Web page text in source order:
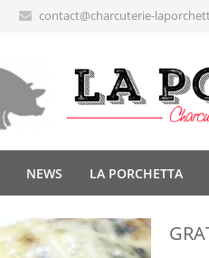
contact@charcuterie-
NEWS LA PORCHETTA